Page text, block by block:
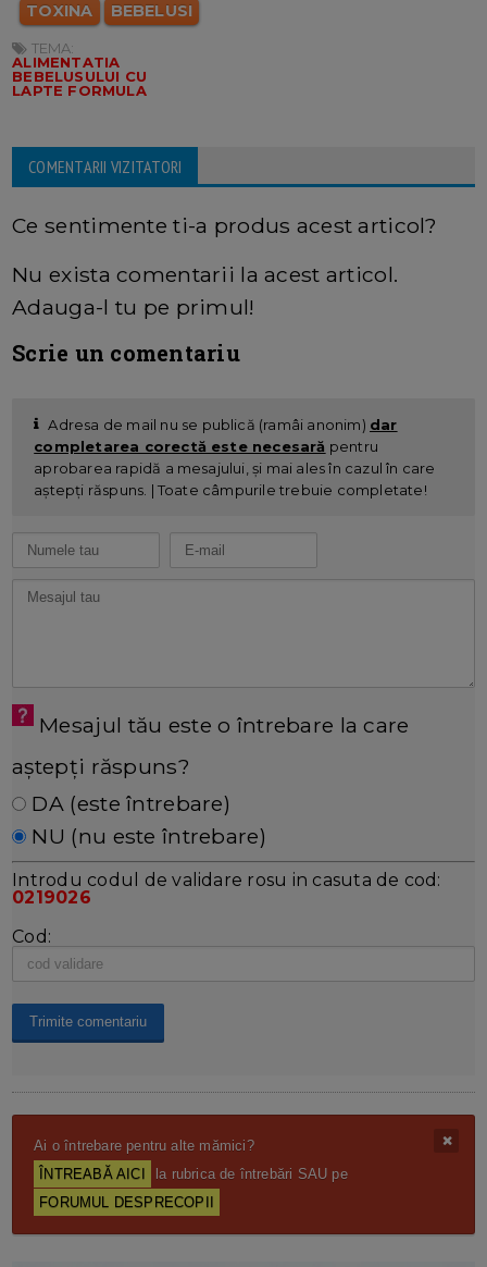
TOXINA BEBELUSI
TEMA:
ALIMENTATIA
BEBELUSULUI CU
LAPTE FORMULA
COMENTARII VIZITATORI
Ce sentimente ti-a produs acest articol?
Nu exista comentarii la acest articol.
Adauga-l tu pe primul!
Scrie un comentariu
Adresa de mail nu se publică (ramâi anonim) dar
completarea corectă este necesară pentru
aprobarea rapidă a mesajului, și mai ales în cazul în care
aștepți răspuns. | Toate câmpurile trebuie completate!
Mesajul tău este o întrebare la care
aștepți răspuns?
DA (este întrebare)
NU (nu este întrebare)
Introdu codul de validare rosu in casuta de cod:
0219026
Cod:
Ai o întrebare pentru alte mămici?
ÎNTREABĂ AICI
la rubrica de întrebări SAU pe
FORUMUL DESPRECOPII